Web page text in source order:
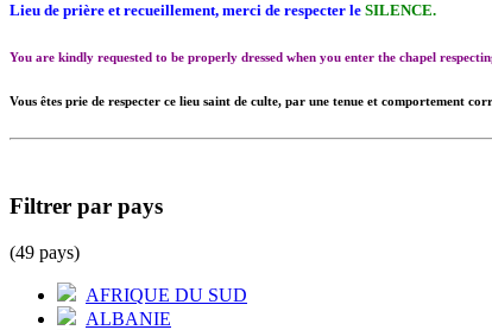
Lieu de prière et recueillement, merci de respecter le SILENCE.
You are kindly requested to be properly dressed when you enter the chapel
Vous êtes prie de respecter ce lieu saint de culte, par une tenue et comportement
Filtrer par pays
(49 pays)
AFRIQUE DU SUD
ALBANIE